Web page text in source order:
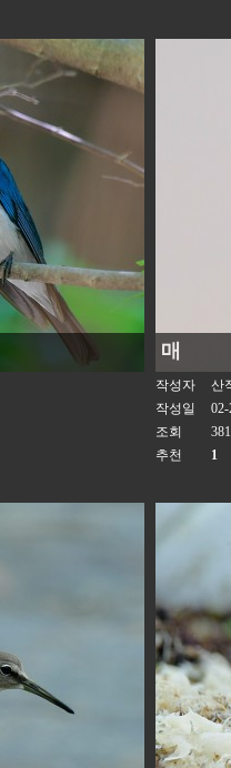
매
작성자
산
작성일
02-
조회
추천
1